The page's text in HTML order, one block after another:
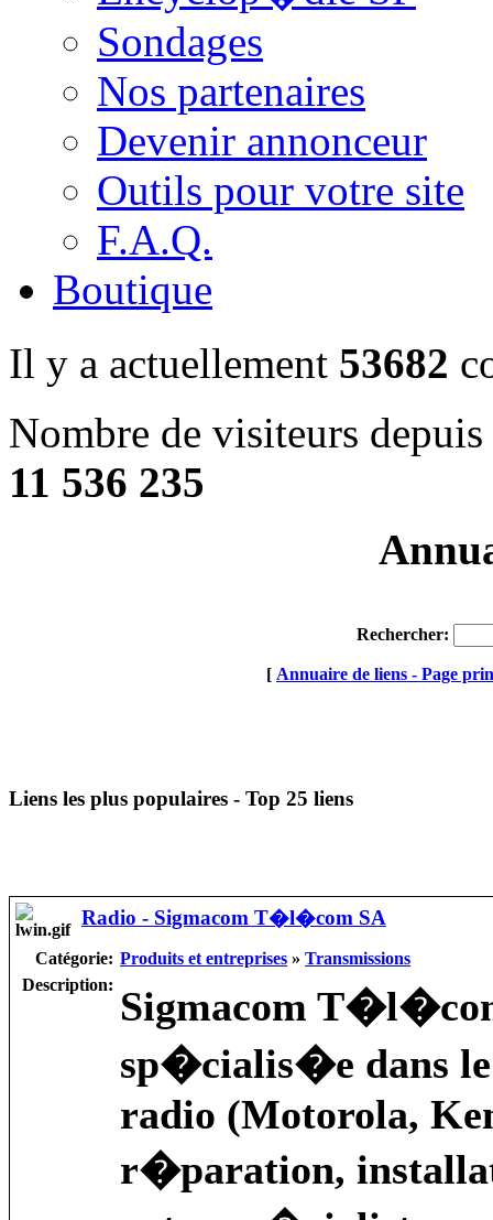
Sondages
Nos partenaires
Devenir annonceur
Outils pour votre site
F.A.Q.
Boutique
Il y a actuellement 53682
Nombre de visiteurs
11 536 235
Rechercher:
[ Annuaire de liens - Page
Liens les plus populaires - Top 25 liens
Radio - Sigmacom T�l�com SA
Catégorie: Produits et entreprises » Transmissions
Description: Sigmacom
sp�cialis�e dans le
radio (Motorola,
r�paration,